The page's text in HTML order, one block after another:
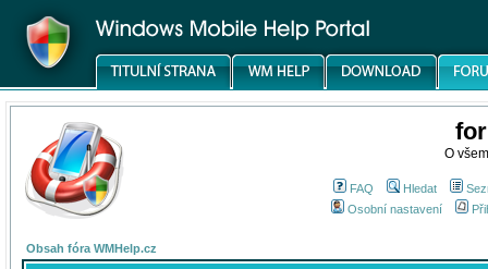
O
FAQ Hledat
Osobní nastavení
Obsah fóra WMHelp.cz